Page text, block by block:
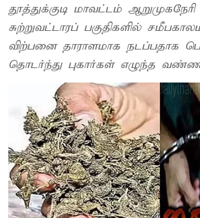
தூத்துக்குடி மாவட்டம்
சுற்றுவட்டாரப் பகுதிகளில்
விற்பனை தாராளமாக நடப்பதாக
தொடர்ந்து புகார்கள் எழுந்த